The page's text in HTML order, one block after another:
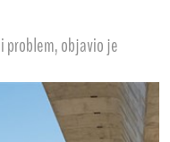
objavio je